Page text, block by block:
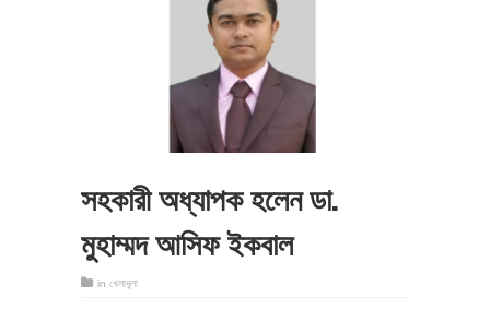
সহকারী অধ্যাপক হলেন ডা.
মুহাম্মদ আসিফ ইকবাল
in খেলাধুলা